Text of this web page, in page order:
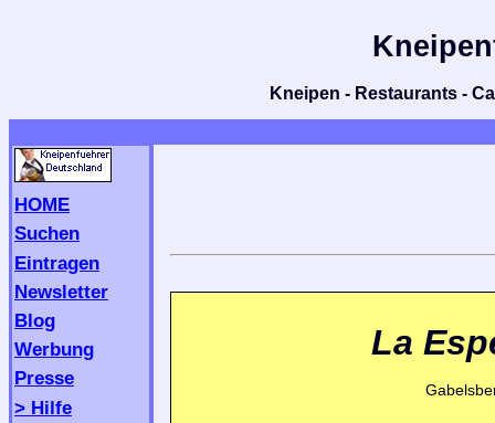
Kneipen - Restaurants -
HOME
Suchen
Eintragen
Newsletter
Blog
Werbung
Presse
> Hilfe
La